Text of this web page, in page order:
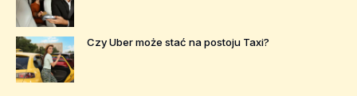
Czy Uber może stać na postoju Taxi?